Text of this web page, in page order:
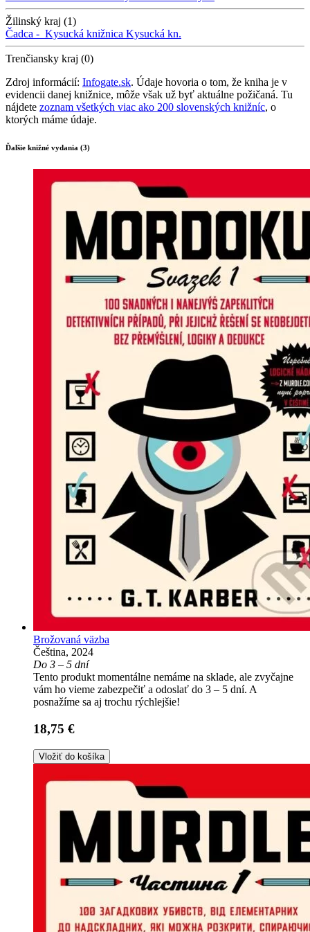
Žilinský kraj (1)
Čadca - Kysucká knižnica Kysucká kn.
Trenčiansky kraj (0)
Zdroj informácií: Infogate.sk. Údaje hovoria o tom, že kniha je v
evidencii danej knižnice, môže však už byť aktuálne požičaná. Tu
nájdete zoznam všetkých viac ako 200 slovenských knižníc, o
ktorých máme údaje.
Ďalšie knižné vydania (3)
Brožovaná väzba
Čeština, 2024
Do 3 – 5 dní
Tento produkt momentálne nemáme na sklade, ale zvyčajne
vám ho vieme zabezpečiť a odoslať do 3 – 5 dní. A
posnažíme sa aj trochu rýchlejšie!
18,75 €
Vložiť do košíka